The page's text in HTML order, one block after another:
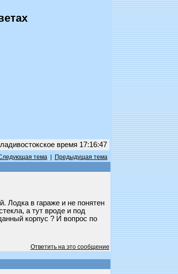
время 17:16:47
тема|
Предыдущая тема
в гараже и не понятен
а тут вроде и под
корпус ? И вопрос по
Ответить на это сообщение